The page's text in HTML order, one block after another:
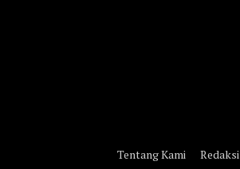
Tentang Kami Redaksi